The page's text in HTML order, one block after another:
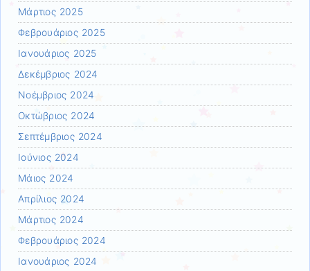
Μάρτιος 2025
Φεβρουάριος 2025
Ιανουάριος 2025
Δεκέμβριος 2024
Νοέμβριος 2024
Οκτώβριος 2024
Σεπτέμβριος 2024
Ιούνιος 2024
Μάιος 2024
Απρίλιος 2024
Μάρτιος 2024
Φεβρουάριος 2024
Ιανουάριος 2024